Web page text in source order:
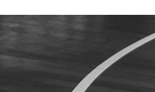
ÁREA TÉCNICA
PROJETOS